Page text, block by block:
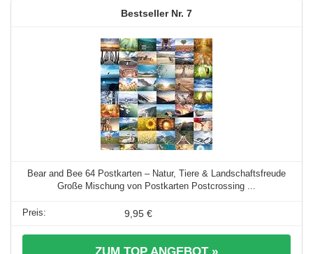
7
Bear and Bee 64 Postkarten – Natur, Tiere & Landschaftsfreude
Große Mischung von Postkarten Postcrossing ...
9,95 €